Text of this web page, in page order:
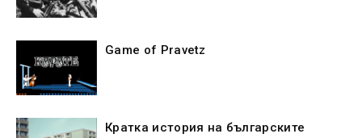
Game of Pravetz
Кратка история на българските